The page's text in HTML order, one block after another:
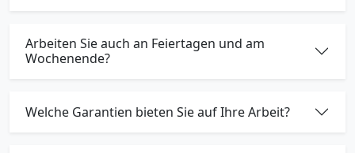
Arbeiten Sie auch an Feiertagen und am
Wochenende?
Welche Garantien bieten Sie auf Ihre Arbeit?